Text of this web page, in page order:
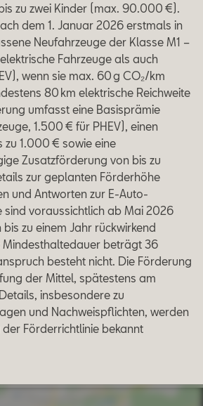
zu zwei Kinder (max. 90.000 €).
dem 1. Januar 2026 erstmals in
Neufahrzeuge der Klasse M1 –
Fahrzeuge als auch
wenn sie max. 60 g CO₂/km
80 km elektrische Reichweite
umfasst eine Basisprämie
1.500 € für PHEV), einen
zu 1.000 € sowie eine
Zusatzförderung von bis zu
zur geplanten Förderhöhe
und Antworten zur E-Auto-
voraussichtlich ab Mai 2026
zu einem Jahr rückwirkend
Mindesthaltedauer beträgt 36
besteht nicht. Die Förderung
der Mittel, spätestens am
insbesondere zu
und Nachweispflichten, werden
Förderrichtlinie bekannt